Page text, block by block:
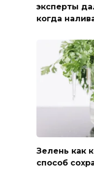
эксперты
когда
Зелень как
способ